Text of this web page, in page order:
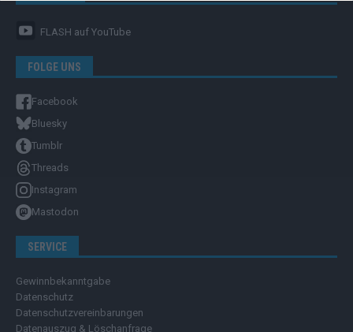
FLASH auf YouTube
FOLGE UNS
Facebook
Bluesky
Tumblr
Threads
Instagram
Mastodon
SERVICE
Gewinnbekanntgabe
Datenschutz
Datenschutzvereinbarungen
Datenauszug & Löschanfrage